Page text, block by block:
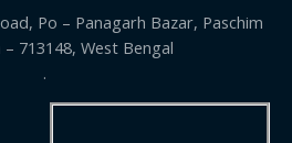
Po – Panagarh Bazar, Paschim
713148, West Bengal
.